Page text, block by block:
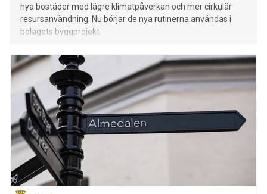
nya bostäder med lägre klimatpåverkan och mer cirkulär
resursanvändning. Nu börjar de nya rutinerna användas i
bolagets byggprojekt.